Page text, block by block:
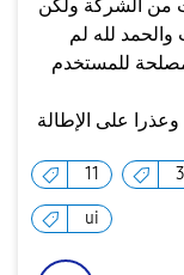
من الشركة ولكن
والحمد لله لم
مصلحة للمستخدم
11 3
ui